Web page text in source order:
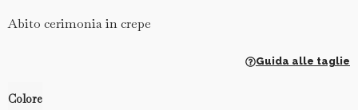
Abito cerimonia in crepe
Guida alle taglie
Colore